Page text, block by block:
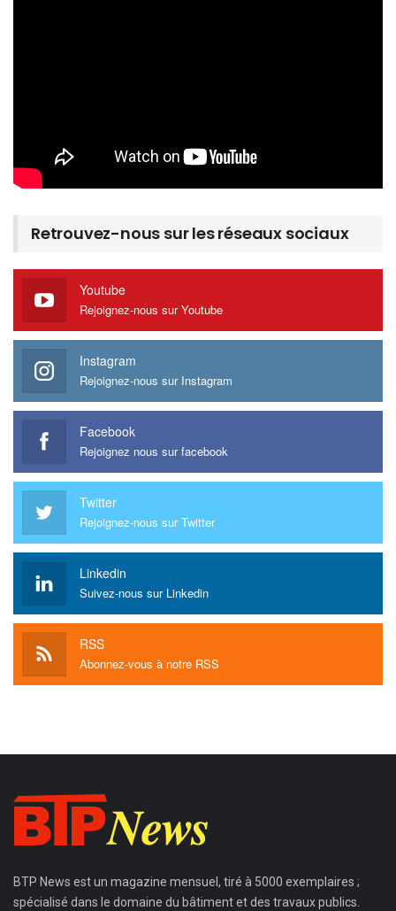
Retrouvez-nous sur les réseaux sociaux
Youtube
Rejoignez-nous sur Youtube
Instagram
Rejoignez-nous sur Instagram
Facebook
Rejoignez nous sur facebook
Twitter
Rejoignez-nous sur Twitter
Linkedin
Suivez-nous sur Linkedin
RSS
Abonnez-vous à notre RSS
BTP News est un magazine mensuel, tiré à 5000 exemplaires ;
spécialisé dans le domaine du bâtiment et des travaux publics.